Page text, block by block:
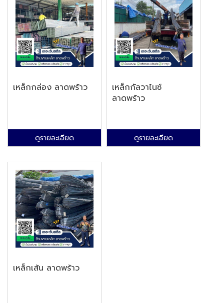
เหล็กกล่อง ลาดพร้าว
ดูรายละเอียด
เหล็กกัลวาไนซ์
ลาดพร้าว
ดูรายละเอียด
เหล็กเส้น ลาดพร้าว